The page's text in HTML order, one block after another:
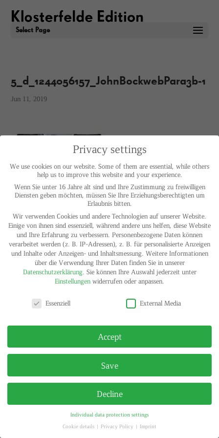
Select Page
5_d_1244056157_JohnBockwebPara3b-1
Jun 11, 2019
IMPRINT
PRIVACY POLICY
© HELGA MARIA KLOSTERFELDE | ALL RIGHTS RESERVED
Privacy settings
We use cookies on our website. Some of them are essential, while others
help us to improve this website and your experience.
Wenn Sie unter 16 Jahre alt sind und Ihre Zustimmung zu freiwilligen
Diensten geben möchten, müssen Sie Ihre Erziehungsberechtigten um
Erlaubnis bitten.
Wir verwenden Cookies und andere Technologien auf unserer Website.
Einige von ihnen sind essenziell, während andere uns helfen, diese Website
und Ihre Erfahrung zu verbessern. Personenbezogene Daten können
verarbeitet werden (z. B. IP-Adressen), z. B. für personalisierte Anzeigen
und Inhalte oder Anzeigen- und Inhaltsmessung. Weitere Informationen
über die Verwendung Ihrer Daten finden Sie in unserer
Datenschutzerklärung. Sie können Ihre Auswahl jederzeit unter
Einstellungen widerrufen oder anpassen.
Essenziell
External Media
Accept
Save
Decline
Individual data protection settings
Cookie details
Privacy Policy Imprint